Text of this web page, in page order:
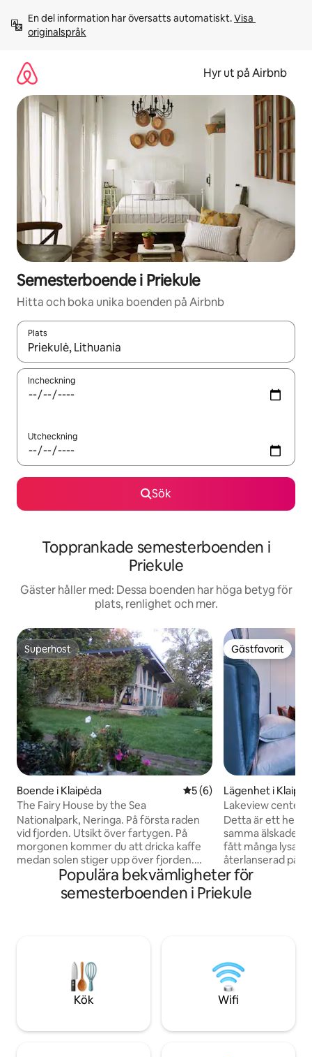
innehåll
En del information har översatts automatiskt. Visa
originalspråk
Hyr ut på Airbnb
Semesterboende i Priekule
Hitta och boka unika boenden på Airbnb
Plats
När resultaten är tillgängliga kan du navigera med upp- och
Incheckning
Utcheckning
Sök
Topprankade semesterboenden i
Priekule
Gäster håller med: Dessa boenden har höga betyg för
plats, renlighet och mer.
Superhost
Superhost
Boende i Klaipėda 5 av 5 i genomsnittligt
5 (6)
The Fairy House by the Sea
Nationalpark, Neringa. På första raden
vid fjorden. Utsikt över fartygen. På
morgonen kommer du att dricka kaffe
medan solen stiger upp över fjorden.
Tallskog, hav. Lugn plats. Till havet 700 m
genom tallskogen. Barnvänlig.
Miljövänligt "nollutslös"-hus. Litet kök,
Delfinarium 1 km bort. Över 50 km
cykelvägar. Inga djur. Elbilsladdning,
laddning av elbil. Det finns varmt och
Gästfavorit
Gästfavorit
Lägenhet i
Lakeview center
parkering
Detta är ett helt
samma älskade
fått många
återlanserad på
vår
lägenhet med
med diskmaskin,
en park runt sjön.
sjöutsikt, njut av
och varva ner i
Populära bekvämligheter för
semesterboenden i Priekule
Kök Wifi